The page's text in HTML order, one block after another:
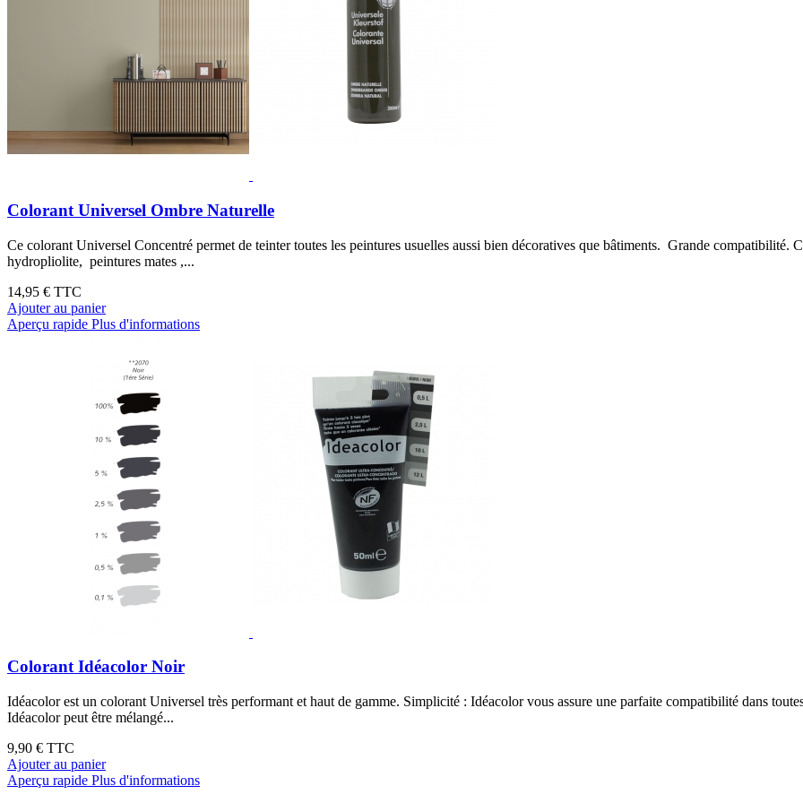
Colorant Universel Ombre Naturelle
Ce colorant Universel Concentré permet de teinter toutes les peintures usuelles aussi bien décoratives que bâtiments. Grande
hydropliolite, peintures mates ,...
14,95 € TTC
Ajouter au panier
Aperçu rapide Plus d'informations
Colorant Idéacolor Noir
Idéacolor est un colorant Universel très performant et haut de gamme. Simplicité : Idéacolor vous assure une parfaite compatibilité dans
Idéacolor peut être mélangé...
9,90 € TTC
Ajouter au panier
Aperçu rapide Plus d'informations